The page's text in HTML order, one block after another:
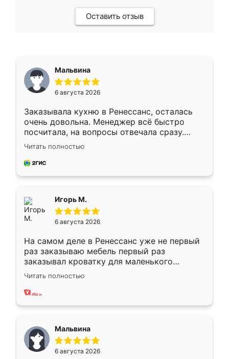
Оставить отзыв
Мальвина
6 августа 2026
Заказывала кухню в Ренессанс, осталась
очень довольна. Менеджер всё быстро
посчитала, на вопросы отвечала сразу.
Замерщик приехал в субботу, подошёл к
делу со всей ответственностью. Собрали
за день, ребята работали аккуратно, даже
Читать полностью
Игорь М.
6 августа 2026
На самом деле в Ренессанс уже не первый
раз заказываю мебель первый раз
заказывал кроватку для маленького
ребёнка при его рождении ,во второй раз
заказал шкаф-купе. По качеству очень
хорошее сборка достаточно быстрая,
меньше, здесь же он более разнообразный.
Мне нравится ,если что-то потребуется из
мебели буду заказывать только здесь.
Читать полностью
Мальвина
6 августа 2026